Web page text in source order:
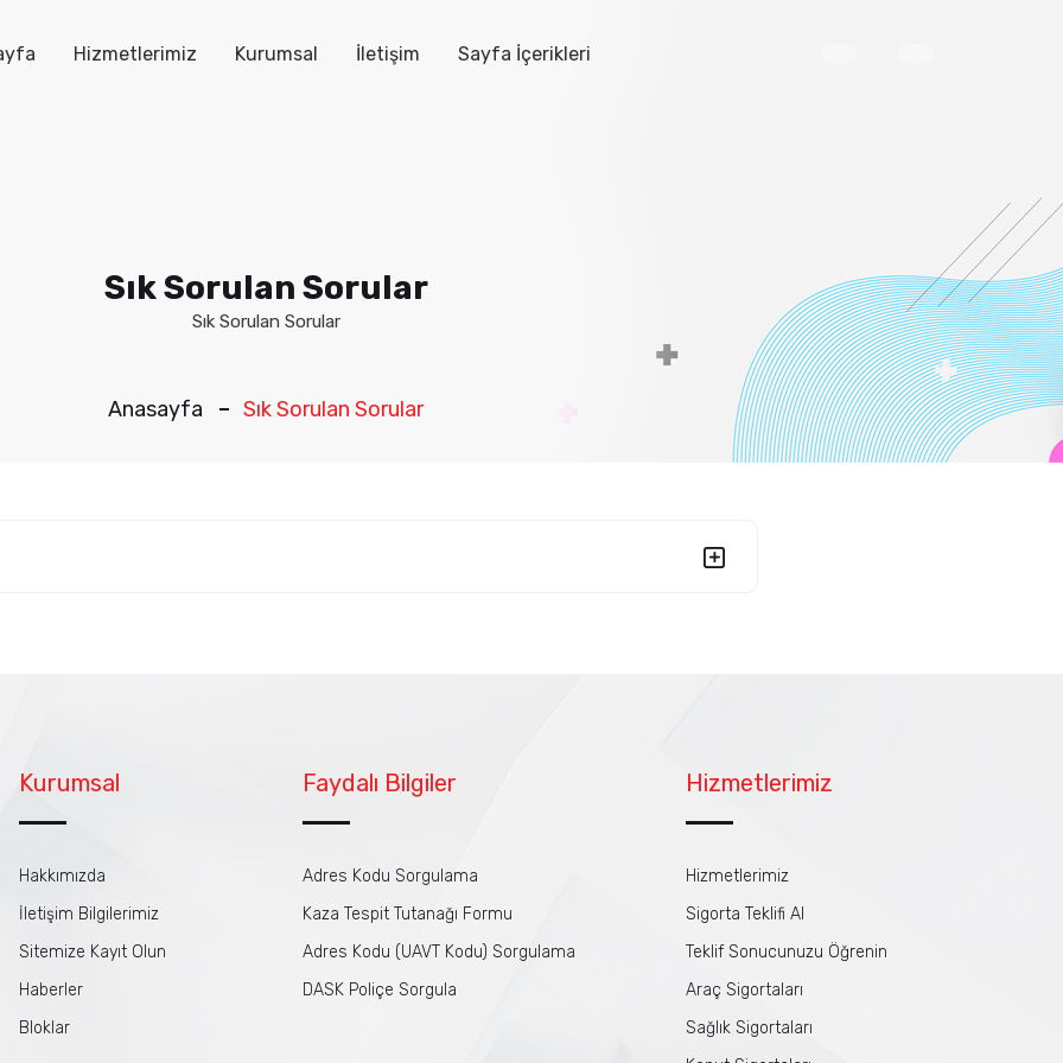
Hizmetlerimiz Kurumsal İletişim Sayfa İçerikleri
Sık Sorulan Sorular
Sık Sorulan Sorular
Anasayfa Sık Sorulan Sorular
Kurumsal
Hakkımızda
İletişim Bilgilerimiz
Sitemize Kayıt Olun
Haberler
Bloklar
Faydalı Bilgiler
Adres Kodu Sorgulama
Kaza Tespit Tutanağı Formu
Adres Kodu (UAVT Kodu) Sorgulama
DASK Poliçe Sorgula
Hizmetlerimiz
Hizmetlerimiz
Sigorta Teklifi Al
Teklif Sonucunuzu Öğrenin
Araç Sigortaları
Sağlık Sigortaları